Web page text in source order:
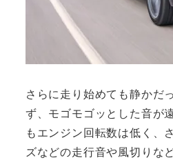
さらに走り始めても静かだ
ず、モゴモゴッとした音が
もエンジン回転数は低く、
ズなどの走行音や風切りな